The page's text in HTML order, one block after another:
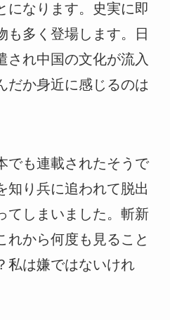
になります。史実に即
も多く登場します。日
され中国の文化が流入
だか身近に感じるのは
でも連載されたそうで
知り兵に追われて脱出
てしまいました。斬新
れから何度も見ること
私は嫌ではないけれ